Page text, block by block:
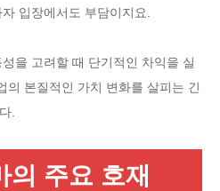
입장에서도 부담이지요.
을 고려할 때 단기적인 차익을 실
의 본질적인 가치 변화를 살피는 긴
.
의 주요 호재